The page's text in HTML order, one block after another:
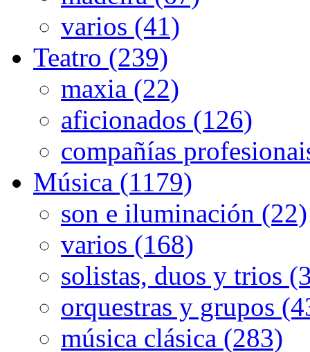
varios (41)
Teatro (239)
maxia (22)
aficionados (126)
compañías
Música (1179)
son e iluminación (22)
varios (168)
solistas, duos y trios
orquestras y grupos
música clásica (283)